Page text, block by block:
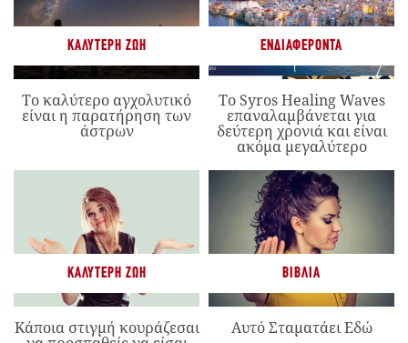
ΚΑΛΎΤΕΡΗ ΖΩΉ
Το καλύτερο αγχολυτικό
είναι η παρατήρηση των
άστρων
ΕΝΔΙΑΦΈΡΟΝΤΑ
Το Syros Healing Waves
επαναλαμβάνεται για
δεύτερη χρονιά και είναι
ακόμα μεγαλύτερο
ΚΑΛΎΤΕΡΗ ΖΩΉ
Κάποια στιγμή κουράζεσαι
ΒΙΒΛΊΑ
Αυτό Σταματάει Εδώ